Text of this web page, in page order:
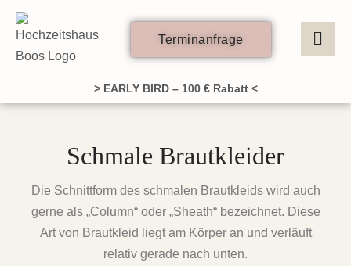
Zum
Inhalt
springen
Terminanfrage
> EARLY BIRD – 100 € Rabatt <
Schmale Brautkleider
Die Schnittform des schmalen Brautkleids wird auch
gerne als „Column“ oder „Sheath“ bezeichnet. Diese
Art von Brautkleid liegt am Körper an und verläuft
relativ gerade nach unten.